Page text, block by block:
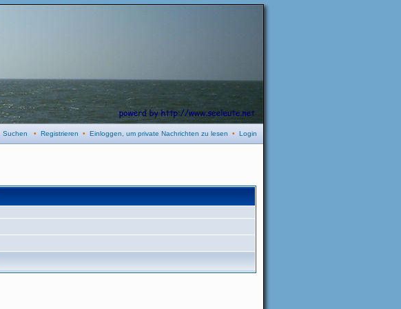
Suchen • Registrieren • Einloggen, um private Nachrichten zu lesen • Login